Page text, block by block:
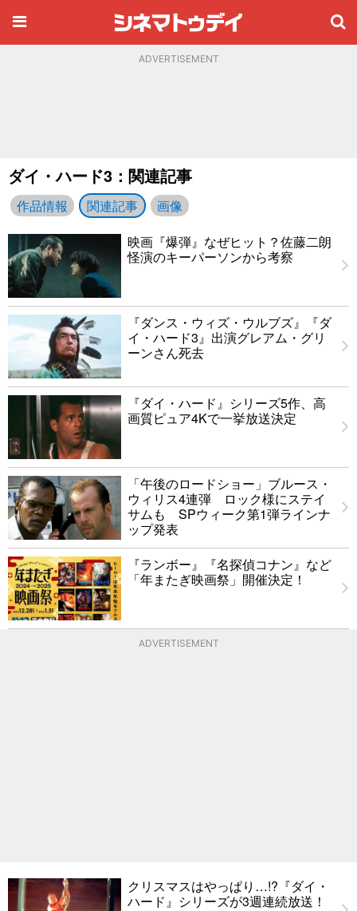
ADVERTISEMENT
ダイ・ハード3：関連記事
作品情報 関連記事
画像
映画『爆弾』なぜヒット？佐藤二朗
怪演のキーパーソンから考察
『ダンス・ウィズ・ウルブズ』『ダ
イ・ハード3』出演グレアム・グリ
ーンさん死去
『ダイ・ハード』シリーズ5作、高
画質ピュア4Kで一挙放送決定
「午後のロードショー」ブルース・
ウィリス4連弾 ロック様にステイ
サムも SPウィーク第1弾ラインナ
ップ発表
『ランボー』『名探偵コナン』など
「年またぎ映画祭」開催決定！
ADVERTISEMENT
クリスマスはやっぱり…!?『ダイ・
ハード』シリーズが3週連続放送！